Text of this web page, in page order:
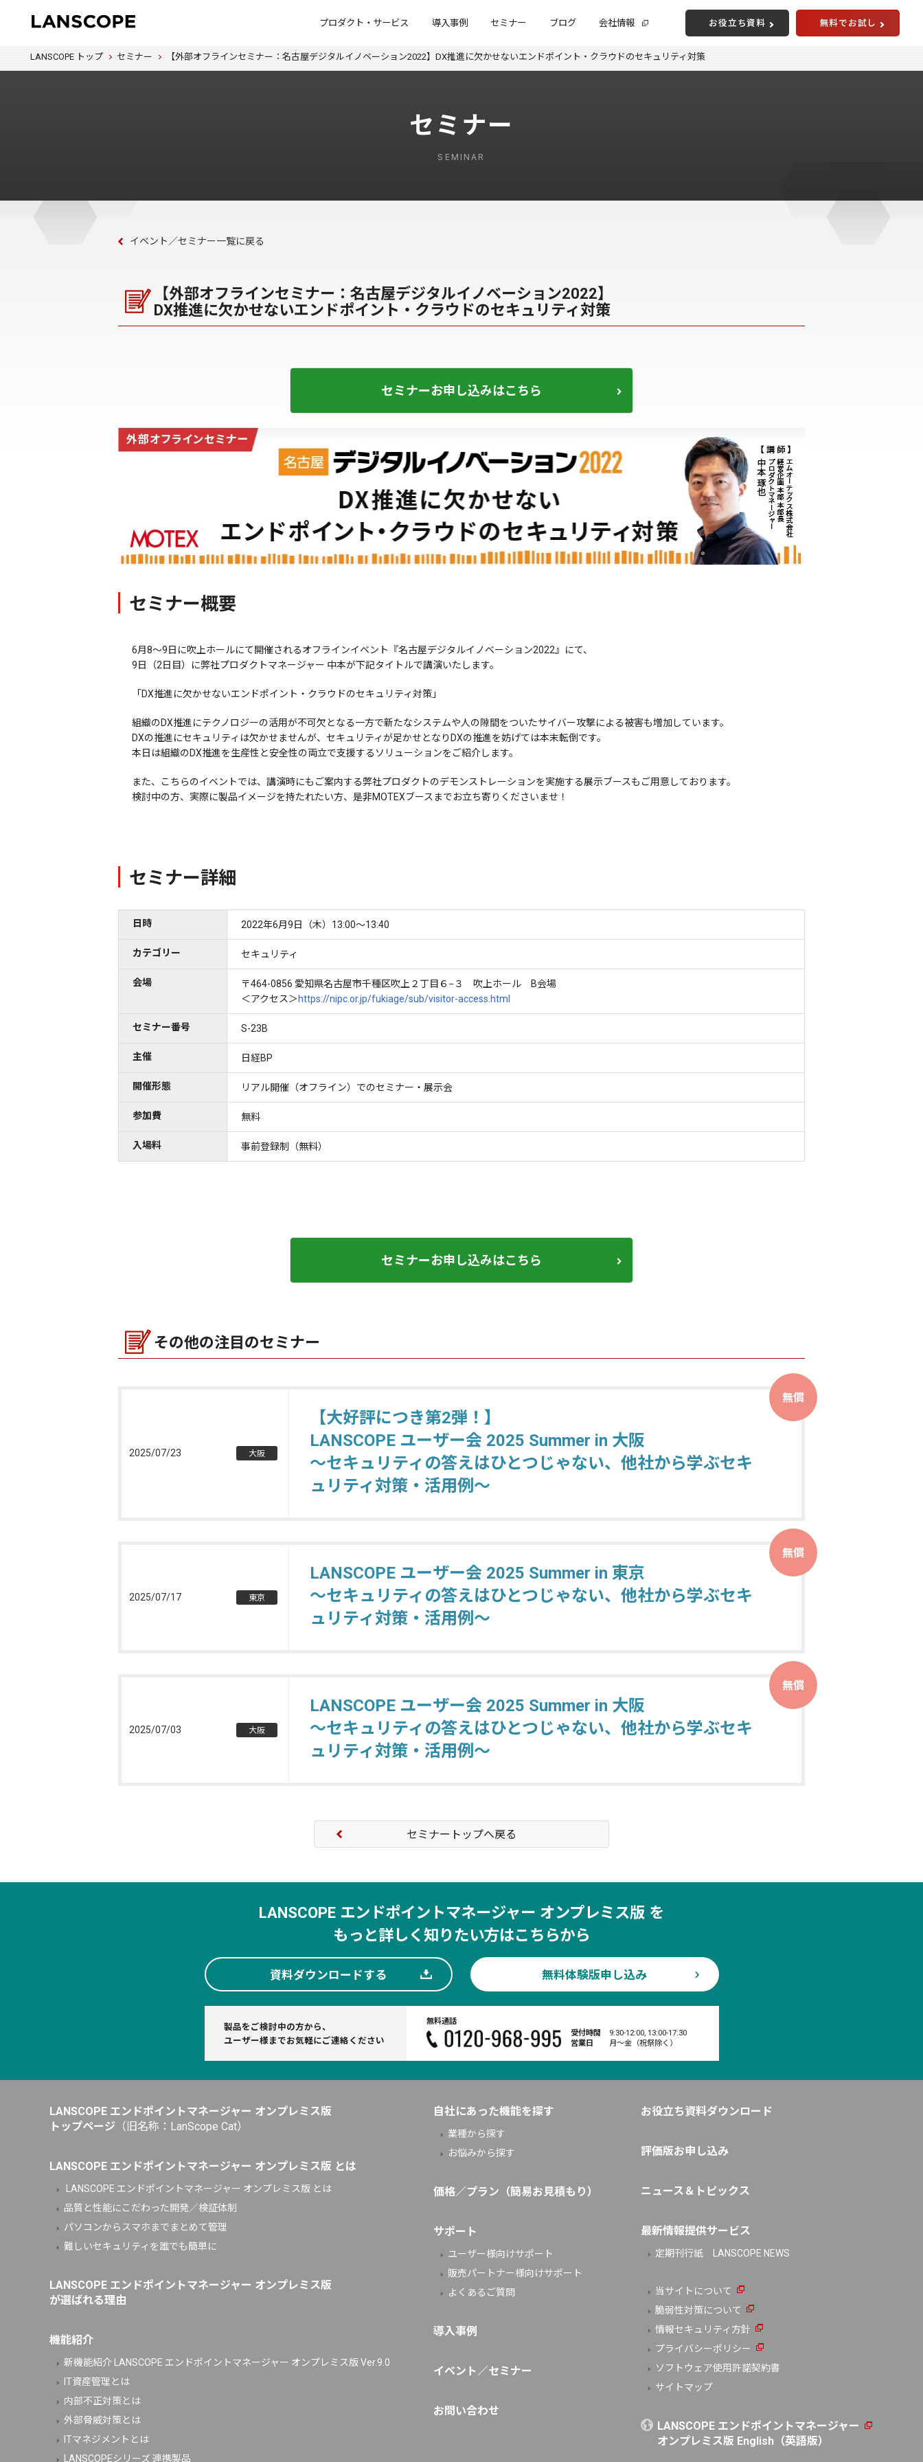
プロダクト・サービス 導入事例 セミナー ブログ 会社情報 お役立ち資料 無料でお試し
LANSCOPE トップ セミナー 【外部オフラインセミナー：名古屋デジタルイノベーション2022】DX推進に欠かせないエンドポイント・クラウドのセキュリティ対策
セミナー
SEMINAR
イベント／セミナー一覧に戻る
【外部オフラインセミナー：名古屋デジタルイノベーション2022】
DX推進に欠かせないエンドポイント・クラウドのセキュリティ対策
セミナーお申し込みはこちら
セミナー概要
6月8～9日に吹上ホールにて開催されるオフラインイベント『名古屋デジタルイノベーション2022』にて、
9日（2日目）に弊社プロダクトマネージャー 中本が下記タイトルで講演いたします。
「DX推進に欠かせないエンドポイント・クラウドのセキュリティ対策」
組織のDX推進にテクノロジーの活用が不可欠となる一方で新たなシステムや人の隙間をついたサイバー攻撃による被害も増加しています。
DXの推進にセキュリティは欠かせませんが、セキュリティが足かせとなりDXの推進を妨げては本末転倒です。
本日は組織のDX推進を生産性と安全性の両立で支援するソリューションをご紹介します。
また、こちらのイベントでは、講演時にもご案内する弊社プロダクトのデモンストレーションを実施する展示ブースもご用意しております。
検討中の方、実際に製品イメージを持たれたい方、是非MOTEXブースまでお立ち寄りくださいませ！
セミナー詳細
日時 2022年6月9日（木）13:00～13:40
カテゴリー セキュリティ
会場
〒464-0856 愛知県名古屋市千種区吹上２丁目６−３ 吹上ホール B会場
＜アクセス＞https://nipc.or.jp/fukiage/sub/visitor-access.html
セミナー番号 S-23B
主催 日経BP
開催形態 リアル開催（オフライン）でのセミナー・展示会
参加費 無料
入場料 事前登録制（無料）
セミナーお申し込みはこちら
その他の注目のセミナー
2025/07/23 大阪
【大好評につき第2弾！】
LANSCOPE ユーザー会 2025 Summer in 大阪
～セキュリティの答えはひとつじゃない、他社から学ぶセキ
ュリティ対策・活用例〜
無償
2025/07/17 東京
LANSCOPE ユーザー会 2025 Summer in 東京
～セキュリティの答えはひとつじゃない、他社から学ぶセキ
ュリティ対策・活用例〜
無償
2025/07/03 大阪
LANSCOPE ユーザー会 2025 Summer in 大阪
～セキュリティの答えはひとつじゃない、他社から学ぶセキ
ュリティ対策・活用例〜
無償
セミナートップへ戻る
LANSCOPE エンドポイントマネージャー オンプレミス版 を
もっと詳しく知りたい方はこちらから
資料ダウンロードする 無料体験版申し込み
製品をご検討中の方から、
ユーザー様までお気軽にご連絡ください
無料通話
受付時間
9:30-12:00, 13:00-17:30
営業日
月〜金（祝祭除く）
LANSCOPE エンドポイントマネージャー オンプレミス版
トップページ （旧名称：LanScope Cat）
LANSCOPE エンドポイントマネージャー オンプレミス版 とは
LANSCOPE エンドポイントマネージャー オンプレミス版 とは
品質と性能にこだわった開発／検証体制
パソコンからスマホまでまとめて管理
難しいセキュリティを誰でも簡単に
LANSCOPE エンドポイントマネージャー オンプレミス版
が選ばれる理由
機能紹介
新機能紹介 LANSCOPE エンドポイントマネージャー オンプレミス版 Ver.9.0
IT資産管理とは
内部不正対策とは
外部脅威対策とは
ITマネジメントとは
LANSCOPEシリーズ 連携製品
自社にあった機能を探す
業種から探す
お悩みから探す
価格／プラン（簡易お見積もり）
サポート
ユーザー様向けサポート
販売パートナー様向けサポート
よくあるご質問
導入事例
イベント／セミナー
お問い合わせ
お役立ち資料ダウンロード
評価版お申し込み
ニュース＆トピックス
最新情報提供サービス
定期刊行紙 LANSCOPE NEWS
当サイトについて
脆弱性対策について
情報セキュリティ方針
プライバシーポリシー
ソフトウェア使用許諾契約書
サイトマップ
LANSCOPE エンドポイントマネージャー
オンプレミス版 English（英語版）